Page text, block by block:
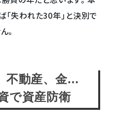
失われた30年」と決別で
。
不動産、金…
で資産防衛